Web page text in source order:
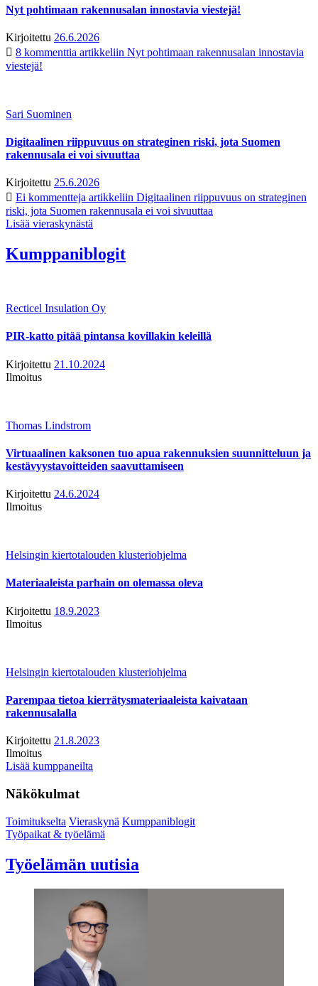
Nyt pohtimaan rakennusalan innostavia viestejä!
Kirjoitettu 26.6.2026
8 kommenttia artikkeliin Nyt pohtimaan rakennusalan innostavia
viestejä!
Sari Suominen
Digitaalinen riippuvuus on strateginen riski, jota Suomen
rakennusala ei voi sivuuttaa
Kirjoitettu 25.6.2026
Ei kommentteja artikkeliin Digitaalinen riippuvuus on strateginen
riski, jota Suomen rakennusala ei voi sivuuttaa
Lisää vieraskynästä
Kumppaniblogit
Recticel Insulation Oy
PIR-katto pitää pintansa kovillakin keleillä
Kirjoitettu 21.10.2024
Ilmoitus
Thomas Lindstrom
Virtuaalinen kaksonen tuo apua rakennuksien suunnitteluun ja
kestävyystavoitteiden saavuttamiseen
Kirjoitettu 24.6.2024
Ilmoitus
Helsingin kiertotalouden klusteriohjelma
Materiaaleista parhain on olemassa oleva
Kirjoitettu 18.9.2023
Ilmoitus
Helsingin kiertotalouden klusteriohjelma
Parempaa tietoa kierrätysmateriaaleista kaivataan
rakennusalalla
Kirjoitettu 21.8.2023
Ilmoitus
Lisää kumppaneilta
Näkökulmat
Toimitukselta Vieraskynä Kumppaniblogit
Työpaikat & työelämä
Työelämän uutisia